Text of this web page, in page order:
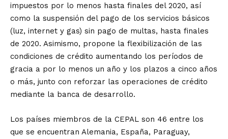
impuestos por lo menos hasta finales del 2020, así
como la suspensión del pago de los servicios básicos
(luz, internet y gas) sin pago de multas, hasta finales
de 2020. Asimismo, propone la flexibilización de las
condiciones de crédito aumentando los períodos de
gracia a por lo menos un año y los plazos a cinco años
o más, junto con reforzar las operaciones de crédito
mediante la banca de desarrollo.
Los países miembros de la CEPAL son 46 entre los
que se encuentran Alemania, España, Paraguay,